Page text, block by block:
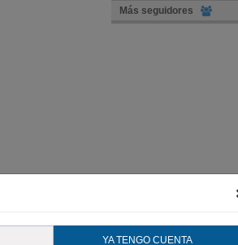
YA TENGO CUENTA
Más seguidores